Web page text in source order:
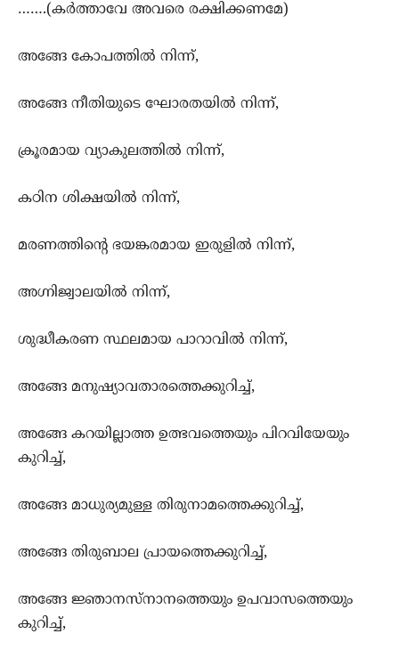
…….(കര്‍ത്താവേ അവരെ രക്ഷിക്കണമേ)
അങ്ങേ കോപത്തില്‍ നിന്ന്,
അങ്ങേ നീതിയുടെ ഘോരതയില്‍ നിന്ന്‍,
ക്രൂരമായ വ്യാകുലത്തില്‍ നിന്ന്,
കഠിന ശിക്ഷയില്‍ നിന്ന്,
മരണത്തിന്‍റെ ഭയങ്കരമായ ഇരുളില്‍ നിന്ന്‍,
അഗ്നിജ്വാലയില്‍ നിന്ന്‍,
ശുദ്ധീകരണ സ്ഥലമായ പാറാവില്‍ നിന്ന്‍,
അങ്ങേ മനുഷ്യാവതാരത്തെക്കുറിച്ച്,
അങ്ങേ കറയില്ലാത്ത ഉത്ഭവത്തെയും പിറവിയേയും
കുറിച്ച്,
അങ്ങേ മാധുര്യമുള്ള തിരുനാമത്തെക്കുറിച്ച്,
അങ്ങേ തിരുബാല പ്രായത്തെക്കുറിച്ച്,
അങ്ങേ ജ്ഞാനസ്നാനത്തെയും ഉപവാസത്തെയും
കുറിച്ച്,